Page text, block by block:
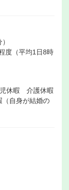
度（平均1日8時
休暇 介護休暇
自身が結婚の